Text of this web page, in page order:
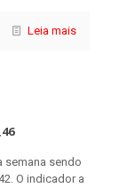
Leia mais
semana sendo
O indicador a